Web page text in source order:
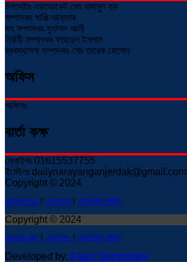
উপদেষ্টাঃ এডভোকেট মোঃ নাজমুল হক
সম্পাদকঃ পাপ্পি আক্তার
সহ সম্পাদকঃ মুহাম্মদ আলী
নির্বাহী সম্পাদকঃ ফাহাদুল ইসলাম
ব্যবস্থাপনা সম্পাদকঃ মোঃ তারেক হোসেন
অফিস
অফিসঃ
বার্তা কক্ষ
মোবাইলঃ 01615537755
ইমেইলঃ dailynarayanganjerdak@gmail.com
Copyright © 2024
আমাদের কথা ! যোগাযোগ ! প্রাইভেসি পলিসি
Copyright © 2024
আমাদের কথা ! যোগাযোগ ! প্রাইভেসি পলিসি
Developed by: Flash Technology